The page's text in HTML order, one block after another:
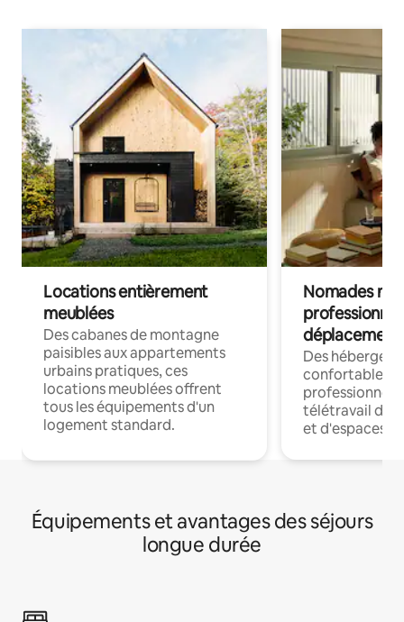
Locations entièrement
meublées
Des cabanes de montagne
paisibles aux appartements
urbains pratiques, ces
locations meublées offrent
tous les équipements d'un
logement standard.
Nomades
déplacement
Des
confortables
professionnels
télétravail
et d'espaces
Équipements et avantages des séjours
longue durée